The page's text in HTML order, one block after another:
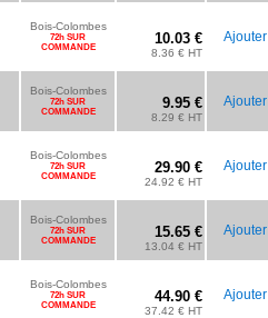
Bois-Colombes
72h SUR
COMMANDE
10.03 €
8.36 € HT
Ajouter
Bois-Colombes
72h SUR
COMMANDE
9.95 €
8.29 € HT
Ajouter
Bois-Colombes
72h SUR
COMMANDE
29.90 €
24.92 € HT
Ajouter
Bois-Colombes
72h SUR
COMMANDE
15.65 €
13.04 € HT
Ajouter
Bois-Colombes
72h SUR
COMMANDE
44.90 €
37.42 € HT
Ajouter